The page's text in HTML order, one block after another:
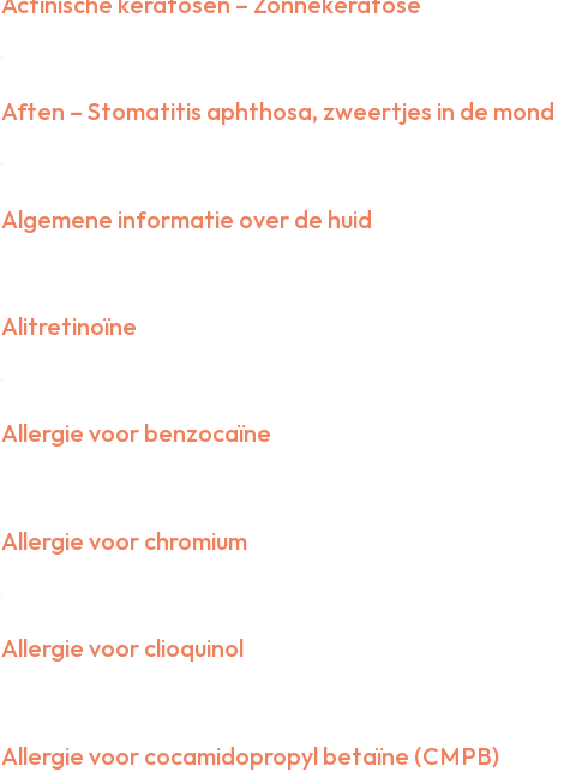
Kwaliteitsvisitatie
Richtlijnen
Werkinstructies
Opleiding & nascholing
Digitale Leeromgeving
Wetenschappelijke vergadering 2026
Kennisagenda
Actuele projecten
Aften – Stomatitis aphthosa, zweertjes in de mond
Algemene informatie over de huid
Alitretinoïne
Allergie voor benzocaïne
Allergie voor chromium
Allergie voor clioquinol
Allergie voor cocamidopropyl betaïne (CMPB)